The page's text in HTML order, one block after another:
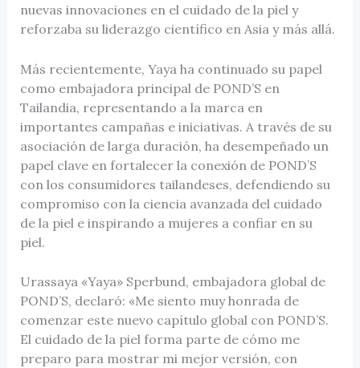
nuevas innovaciones en el cuidado de la piel y
reforzaba su liderazgo científico en Asia y más allá.
Más recientemente, Yaya ha continuado su papel
como embajadora principal de POND’S en
Tailandia, representando a la marca en
importantes campañas e iniciativas. A través de su
asociación de larga duración, ha desempeñado un
papel clave en fortalecer la conexión de POND’S
con los consumidores tailandeses, defendiendo su
compromiso con la ciencia avanzada del cuidado
de la piel e inspirando a mujeres a confiar en su
piel.
Urassaya «Yaya» Sperbund, embajadora global de
POND’S, declaró: «Me siento muy honrada de
comenzar este nuevo capítulo global con POND’S.
El cuidado de la piel forma parte de cómo me
preparo para mostrar mi mejor versión, con